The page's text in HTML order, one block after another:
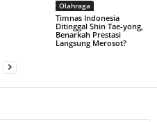
Olahraga
Timnas Indonesia
Ditinggal Shin Tae-yong,
Benarkah Prestasi
Langsung Merosot?